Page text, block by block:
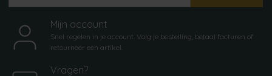
Mijn account
Snel regelen in je account. Volg je bestelling, betaal facturen of
retourneer een artikel.
Vragen?